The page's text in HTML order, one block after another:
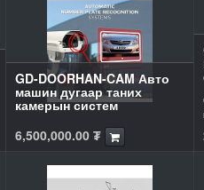
GD-DOORHAN-CAM Авто
машин дугаар таних
камерын систем
6,500,000.00₮